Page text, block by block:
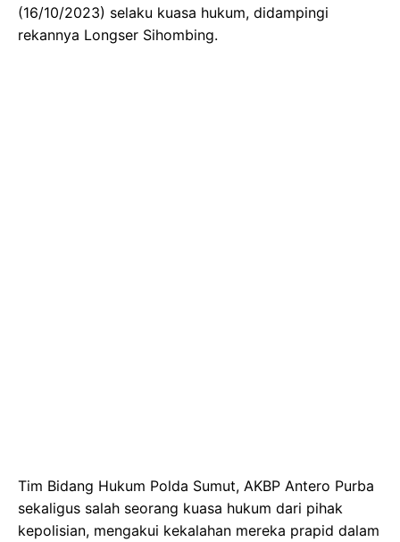
(16/10/2023) selaku kuasa hukum, didampingi
rekannya Longser Sihombing.
Tim Bidang Hukum Polda Sumut, AKBP Antero Purba
sekaligus salah seorang kuasa hukum dari pihak
kepolisian, mengakui kekalahan mereka prapid dalam